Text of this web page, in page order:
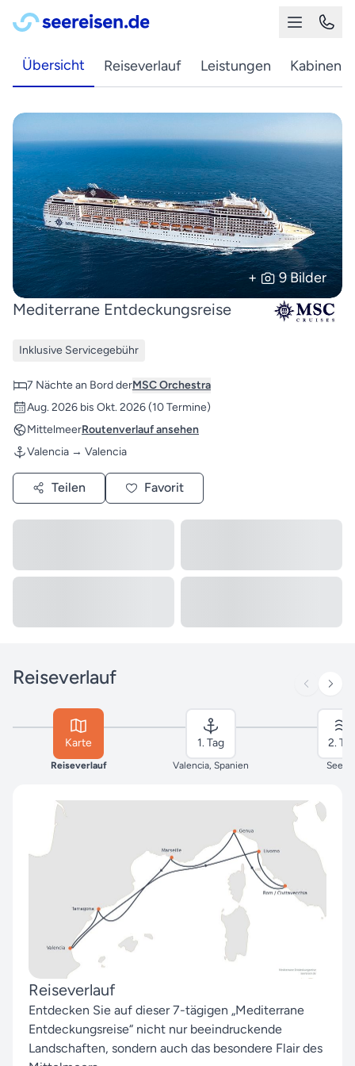
Übersicht Reiseverlauf Leistungen Kabinen
+ 9 Bilder
Mediterrane Entdeckungsreise
Inklusive Servicegebühr
7 Nächte an Bord derMSC Orchestra
Aug. 2026 bis Okt. 2026(10 Termine)
MittelmeerRoutenverlauf ansehen
Valencia → Valencia
Teilen Favorit
Reiseverlauf
Karte
Reiseverlauf
1. Tag
Valencia, Spanien
2.
Reiseverlauf
Entdecken Sie auf dieser 7-tägigen „Mediterrane
Entdeckungsreise“ nicht nur beeindruckende
Landschaften, sondern auch das besondere Flair des